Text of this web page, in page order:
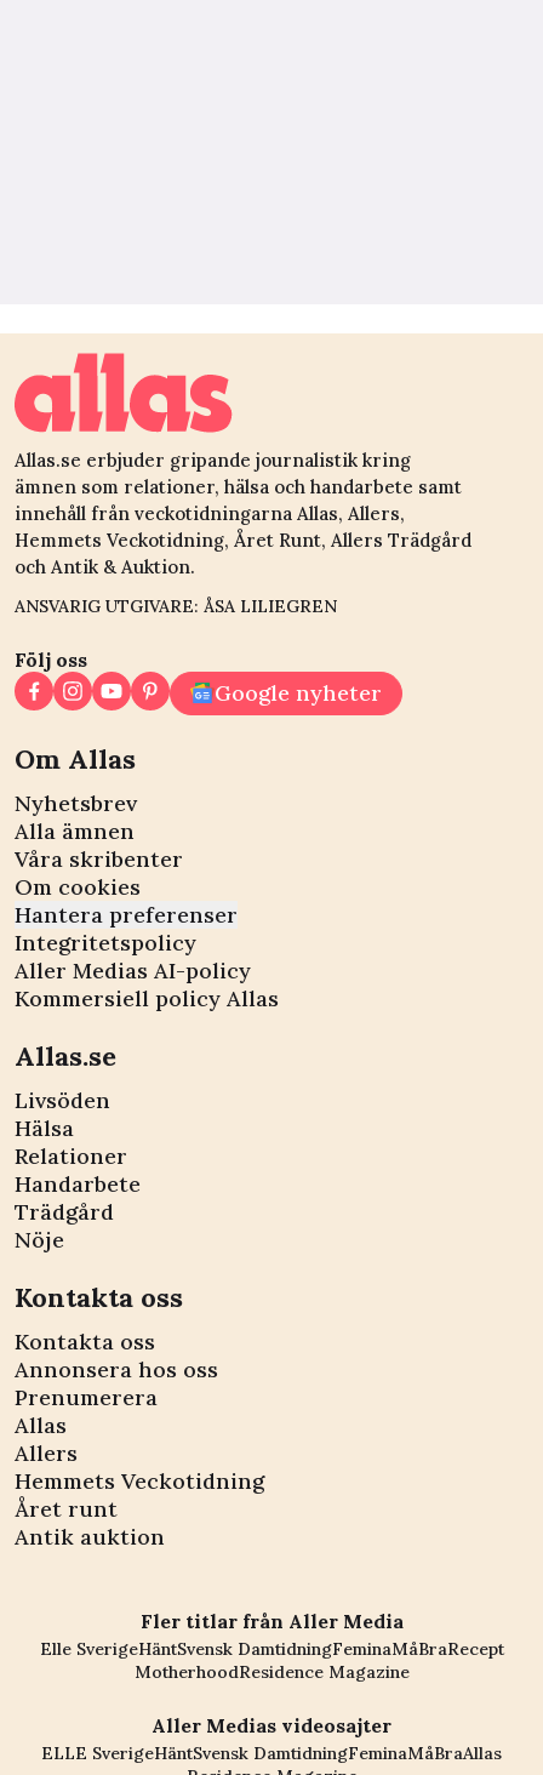
Allas.se erbjuder gripande journalistik kring
ämnen som relationer, hälsa och handarbete samt
innehåll från veckotidningarna Allas, Allers,
Hemmets Veckotidning, Året Runt, Allers Trädgård
och Antik & Auktion.
ANSVARIG UTGIVARE: ÅSA LILIEGREN
Följ oss
Google nyheter
Om Allas
Nyhetsbrev
Alla ämnen
Våra skribenter
Om cookies
Hantera preferenser
Integritetspolicy
Aller Medias AI-policy
Kommersiell policy Allas
Allas.se
Livsöden
Hälsa
Relationer
Handarbete
Trädgård
Nöje
Kontakta oss
Kontakta oss
Annonsera hos oss
Prenumerera
Allas
Allers
Hemmets Veckotidning
Året runt
Antik auktion
Fler titlar från Aller Media
Elle SverigeHäntSvensk DamtidningFeminaMåBraRecept
MotherhoodResidence Magazine
Aller Medias videosajter
ELLE SverigeHäntSvensk DamtidningFeminaMåBraAllas